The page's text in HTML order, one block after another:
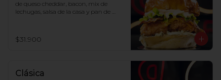
de queso cheddar, bacon, mix de
lechugas, salsa de la casa y pan de
$31.900
Clásica